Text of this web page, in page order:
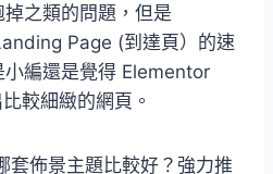
之類的問題，但是
Page (到達頁）的速
小編還是覺得 Elementor
較細緻的網頁。
套佈景主題比較好？強力推